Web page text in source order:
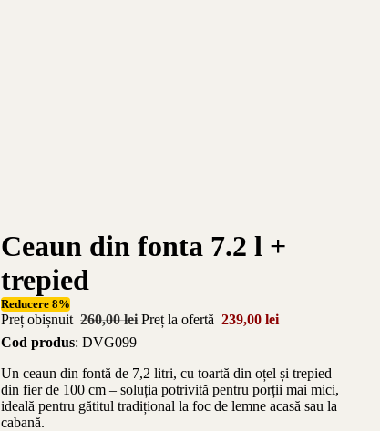
Ceaun din fonta 7.2 l +
trepied
Reducere 8%
Preț obișnuit 260,00 lei Preț la ofertă 239,00 lei
Cod produs: DVG099
Un ceaun din fontă de 7,2 litri, cu toartă din oțel și trepied
din fier de 100 cm – soluția potrivită pentru porții mai mici,
ideală pentru gătitul tradițional la foc de lemne acasă sau la
cabană.